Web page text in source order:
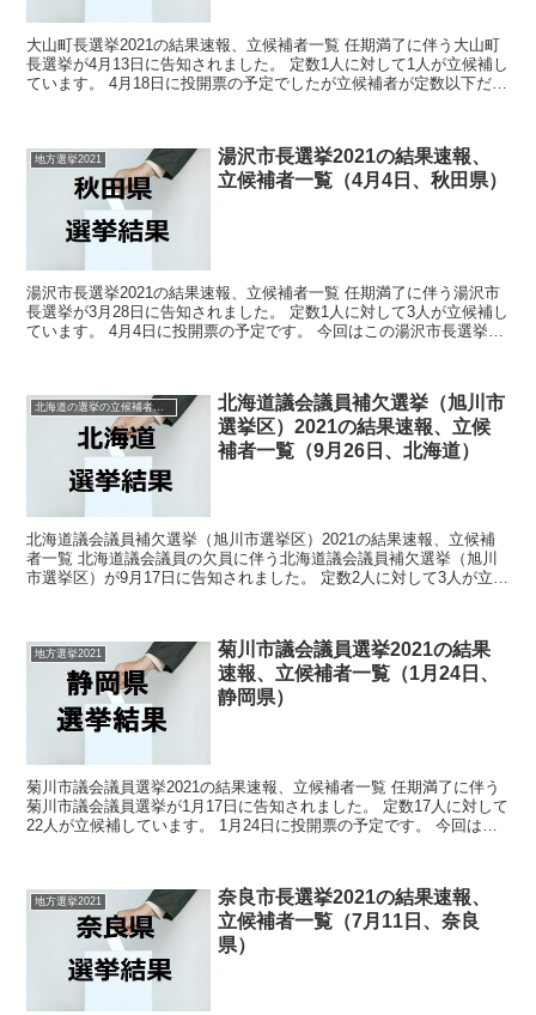
大山町長選挙2021の結果速報、立候補者一覧 任期満了に伴う大山町
長選挙が4月13日に告知されました。 定数1人に対して1人が立候補し
ています。 4月18日に投開票の予定でしたが立候補者が定数以下だっ
地方選挙2021
湯沢市長選挙2021の結果速報、
立候補者一覧（4月4日、秋田県）
湯沢市長選挙2021の結果速報、立候補者一覧 任期満了に伴う湯沢市
長選挙が3月28日に告知されました。 定数1人に対して3人が立候補し
ています。 4月4日に投開票の予定です。 今回はこの湯沢市長選挙の
北海道の選挙の立候補者と結果速報一覧
北海道議会議員補欠選挙（旭川市
選挙区）2021の結果速報、立候
補者一覧（9月26日、北海道）
北海道議会議員補欠選挙（旭川市選挙区）2021の結果速報、立候補
者一覧 北海道議会議員の欠員に伴う北海道議会議員補欠選挙（旭川
市選挙区）が9月17日に告知されました。 定数2人に対して3人が立候
地方選挙2021
菊川市議会議員選挙2021の結果
速報、立候補者一覧（1月24日、
静岡県）
菊川市議会議員選挙2021の結果速報、立候補者一覧 任期満了に伴う
菊川市議会議員選挙が1月17日に告知されました。 定数17人に対して
22人が立候補しています。 1月24日に投開票の予定です。 今回はこ
地方選挙2021
奈良市長選挙2021の結果速報、
立候補者一覧（7月11日、奈良
県）